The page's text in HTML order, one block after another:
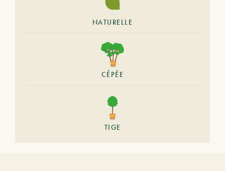
NATURELLE
CÉPÉE
TIGE